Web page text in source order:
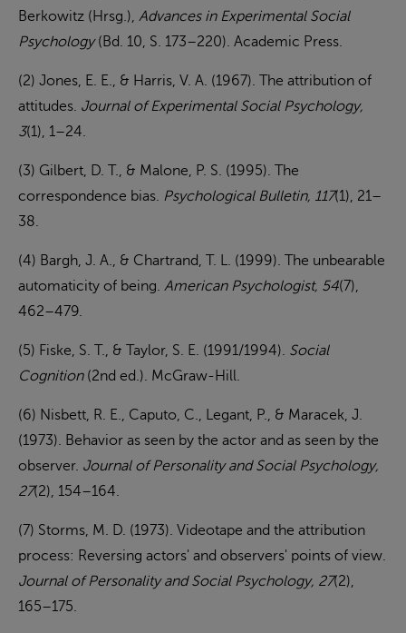
Berkowitz (Hrsg.), Advances in Experimental Social
Psychology(Bd. 10, S. 173–220). Academic Press.
(2) Jones, E. E., & Harris, V. A. (1967). The attribution of
attitudes. Journal of Experimental Social Psychology,
3(1), 1–24.
(3) Gilbert, D. T., & Malone, P. S. (1995). The
correspondence bias. Psychological Bulletin, 117(1), 21–
38.
(4) Bargh, J. A., & Chartrand, T. L. (1999). The unbearable
automaticity of being. American Psychologist, 54(7),
462–479.
(5) Fiske, S. T., & Taylor, S. E. (1991/1994). Social
Cognition(2nd ed.). McGraw-Hill.
(6) Nisbett, R. E., Caputo, C., Legant, P., & Maracek, J.
(1973). Behavior as seen by the actor and as seen by the
observer. Journal of Personality and Social Psychology,
27(2), 154–164.
(7) Storms, M. D. (1973). Videotape and the attribution
process: Reversing actors' and observers' points of view.
Journal of Personality and Social Psychology, 27(2),
165–175.